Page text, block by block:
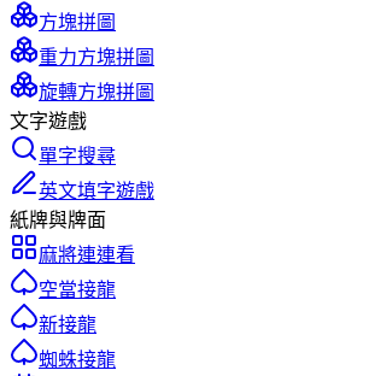
方塊拼圖
重力方塊拼圖
旋轉方塊拼圖
文字遊戲
單字搜尋
英文填字遊戲
紙牌與牌面
麻將連連看
空當接龍
新接龍
蜘蛛接龍